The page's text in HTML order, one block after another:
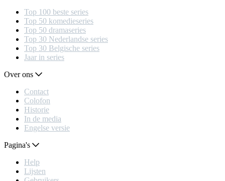
Top 100 beste series
Top 50 komedieseries
Top 50 dramaseries
Top 30 Nederlandse series
Top 30 Belgische series
Jaar in series
Over ons
Contact
Colofon
Historie
In de media
Engelse versie
Pagina's
Help
Lijsten